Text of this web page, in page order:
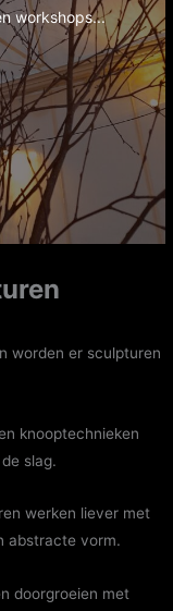
workshops...
worden er sculpturen
knooptechnieken
slag.
werken liever met
abstracte vorm.
doorgroeien met